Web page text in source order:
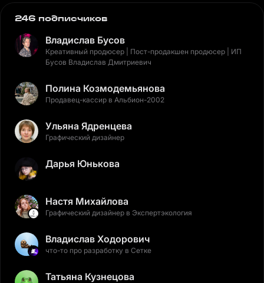
246 подписчиков
Владислав Бусов
Креативный продюсер | Пост-продакшен продюсер | ИП
Бусов Владислав Дмитриевич
Полина Козмодемьянова
Продавец-кассир в Альбион-2002
Ульяна Ядренцева
Графический дизайнер
Дарья Юнькова
Настя Михайлова
Графический дизайнер в Экспертэкология
Владислав Ходорович
что-то про разработку в Сетке
Татьяна Кузнецова